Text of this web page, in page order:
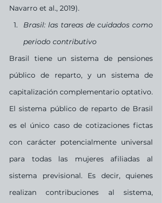
Navarro et al., 2019).
Brasil: las tareas de cuidados como
periodo contributivo
Brasil tiene un sistema de pensiones
público de reparto, y un sistema de
capitalización complementario optativo.
El sistema público de reparto de Brasil
es el único caso de cotizaciones fictas
con carácter potencialmente universal
para todas las mujeres afiliadas al
sistema previsional. Es decir, quienes
realizan contribuciones al sistema,